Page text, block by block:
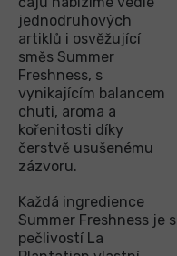
jednodruhových
artiklů i osvěžující
směs Summer
Freshness, s
vynikajícím balancem
chuti, aroma a
kořenitosti díky
čerstvě usušenému
zázvoru.
Každá ingredience
Summer Freshness je s
pečlivostí La